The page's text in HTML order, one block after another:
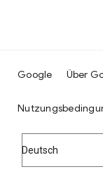
Google Über
Deutsch